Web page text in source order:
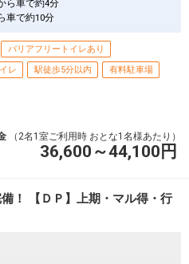
ら車で約4分
車で約10分
バリアフリートイレあり
レ 駅徒歩5分以内
有料駐車場
（2名1室ご利用時 おとな1名様あたり）
36,600～44,100 円
！ 【ＤＰ】上期・マル得・行